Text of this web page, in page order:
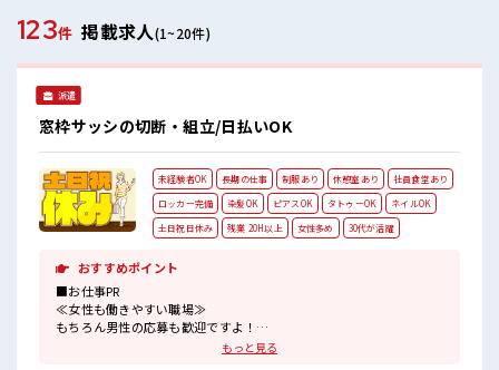
123件 掲載求人(1~20件)
派遣
窓枠サッシの切断・組立/日払いOK
未経験者OK 長期の仕事 制服あり 休憩室あり
社員食堂あり
ロッカー完備
染髪OK ピアスOK タトゥーOK
ネイルOK
土日祝日休み
残業 20H以上 女性多め 30代が活躍
おすすめポイント
■お仕事PR
≪女性も働きやすい職場≫
もちろん男性の応募も歓迎ですよ！
もっと見る